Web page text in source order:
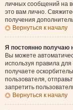
личных сообщений на
это вам лично.
получения
Вернуться к началу
Я постоянно получаю
Вы можете
используя правила
получаете
пользователя,
запретить
Вернуться к началу